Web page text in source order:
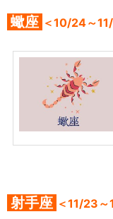
蠍座 ＜10/24～
射手座 ＜11/23～